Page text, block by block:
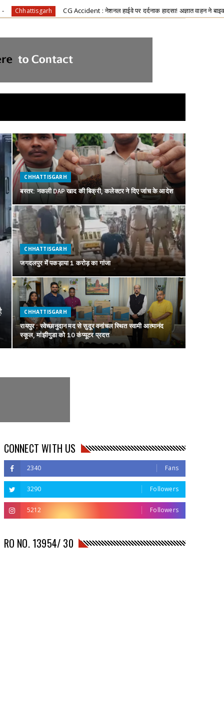
नेशनल हाईवे पर दर्दनाक हादसा! अज्ञात वाहन ने बाइक सवारों को रौंदा, एक युवक की मौके पर
CHHATTISGARH
बस्तर: नकली DAP खाद की बिक्री, कलेक्टर ने दिए जांच के आदेश
CHHATTISGARH
जगदलपुर में पकड़ाया 1 करोड़ का गांजा
CHHATTISGARH
रायपुर : स्वेच्छानुदान मद से सुदूर वनांचल स्थित स्वामी आत्मानंद
स्कूल, मांझीगुडा को 10 कंप्यूटर प्रदत्त
CONNECT WITH US
2340 Fans
3290 Followers
5212 Followers
RO NO. 13954/ 30